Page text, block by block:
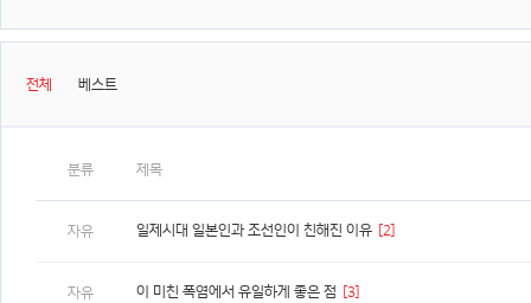
전체 베스트
분류 제목
자유 일제시대 일본인과 조선인이 친해진 이유 [2]
자유 이 미친 폭염에서 유일하게 좋은 점 [3]